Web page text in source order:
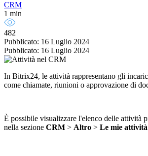
CRM
1 min
482
Pubblicato: 16 Luglio 2024
Pubblicato: 16 Luglio 2024
In Bitrix24, le attività rappresentano gli
come chiamate, riunioni o approvazione di
È possibile visualizzare l'elenco delle attività
nella sezione CRM > Altro > Le mie attività